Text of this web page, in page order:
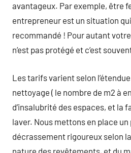
avantageux. Par exemple, être
entrepreneur est un situation
recommandé ! Pour autant
n’est pas protégé et c’est
Les tarifs varient selon
nettoyage ( le nombre de m2 à
d’insalubrité des espaces, et la
laver. Nous mettons en place
décrassement rigoureux selon
nature des revêtements, et du